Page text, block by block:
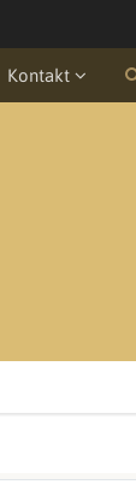
Kontakt